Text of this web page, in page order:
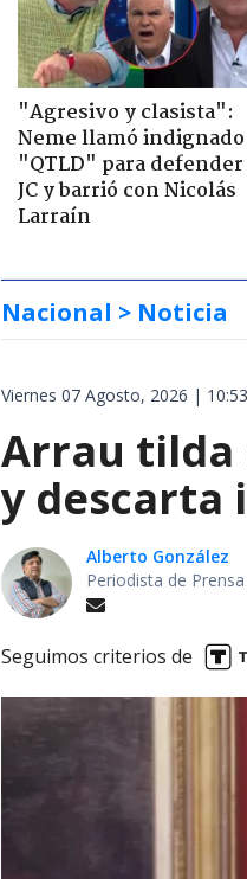
"Agresivo y clasista":
Neme llamó
"QTLD" para defender
JC y barrió con Nicolás
Larraín
Nacional > Noticia
Viernes 07 Agosto, 2026 | 10:53
Arrau tilda
y descarta
Alberto González
Periodista de
Seguimos criterios de